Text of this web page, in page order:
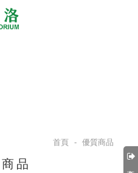
品
首頁 - 優質商品